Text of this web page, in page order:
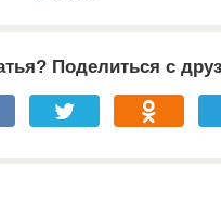
Поделиться с